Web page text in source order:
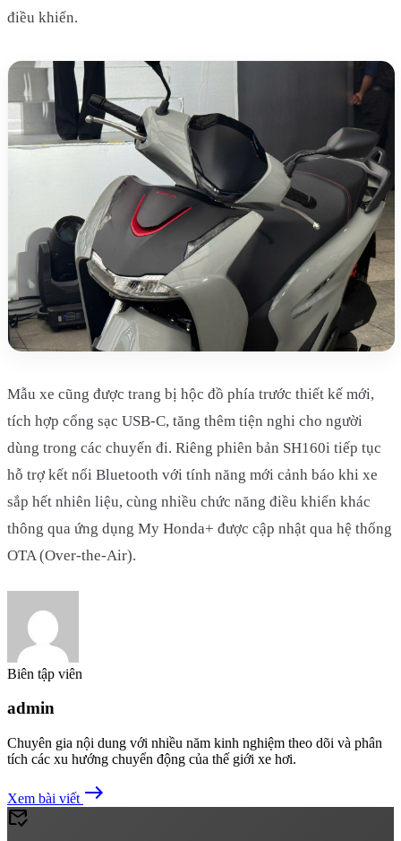
điều khiển.
Mẫu xe cũng được trang bị hộc đồ phía trước thiết kế mới,
tích hợp cổng sạc USB-C, tăng thêm tiện nghi cho người
dùng trong các chuyến đi. Riêng phiên bản SH160i tiếp tục
hỗ trợ kết nối Bluetooth với tính năng mới cảnh báo khi xe
sắp hết nhiên liệu, cùng nhiều chức năng điều khiển khác
thông qua ứng dụng My Honda+ được cập nhật qua hệ thống
OTA (Over-the-Air).
Biên tập viên
admin
Chuyên gia nội dung với nhiều năm kinh nghiệm theo dõi và phân
tích các xu hướng chuyển động của thế giới xe hơi.
Xem bài viết east
mark_email_read